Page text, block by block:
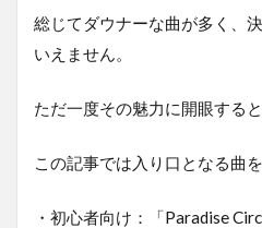
総じてダウナーな曲が多く、
いえません。
ただ一度その魅力に開眼する
この記事では入り口となる曲
・初心者向け：「Paradise